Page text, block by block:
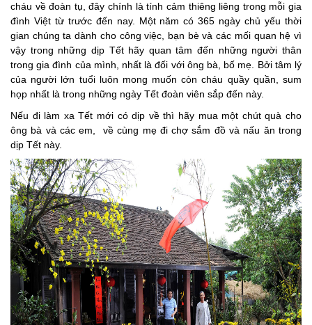
cháu về đoàn tụ, đây chính là tính cảm thiêng liêng trong mỗi gia
đình Việt từ trước đến nay. Một năm có 365 ngày chủ yếu thời
gian chúng ta dành cho công việc, bạn bè và các mối quan hệ vì
vậy trong những dịp Tết hãy quan tâm đến những người thân
trong gia đình của mình, nhất là đối với ông bà, bố mẹ. Bởi tâm lý
của người lớn tuổi luôn mong muốn còn cháu quầy quần, sum
họp nhất là trong những ngày Tết đoàn viên sắp đến này.
Nếu đi làm xa Tết mới có dịp về thì hãy mua một chút quà cho
ông bà và các em, về cùng mẹ đi chợ sắm đồ và nấu ăn trong
dịp Tết này.